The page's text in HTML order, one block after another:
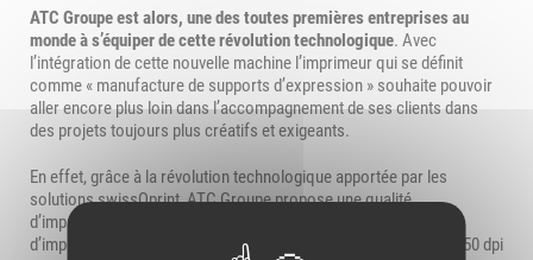
ATC Groupe est alors, une des toutes premières entreprises au
monde à s’équiper de cette révolution technologique. Avec
l’intégration de cette nouvelle machine l’imprimeur qui se définit
comme « manufacture de supports d’expression » souhaite pouvoir
aller encore plus loin dans l’accompagnement de ses clients dans
des projets toujours plus créatifs et exigeants.
En effet, grâce à la révolution technologique apportée par les
solutions swissQprint, ATC Groupe propose une qualité
d’impression inégalée. Kudu dispose de technologies de tête
d’impression de pointe assurant une résolution maximale de 1350 dpi